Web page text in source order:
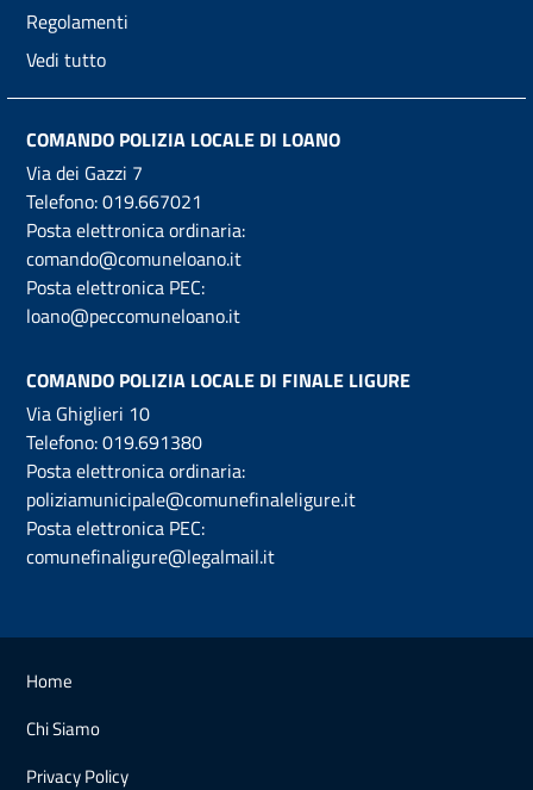
Regolamenti
Vedi tutto
COMANDO POLIZIA LOCALE DI LOANO
Via dei Gazzi 7
Telefono:019.667021
Posta elettronica ordinaria:
comando@comuneloano.it
Posta elettronica PEC:
loano@peccomuneloano.it
COMANDO POLIZIA LOCALE DI FINALE LIGURE
Via Ghiglieri 10
Telefono:019.691380
Posta elettronica ordinaria:
poliziamunicipale@comunefinaleligure.it
Posta elettronica PEC:
comunefinaligure@legalmail.it
Home
Chi Siamo
Privacy Policy